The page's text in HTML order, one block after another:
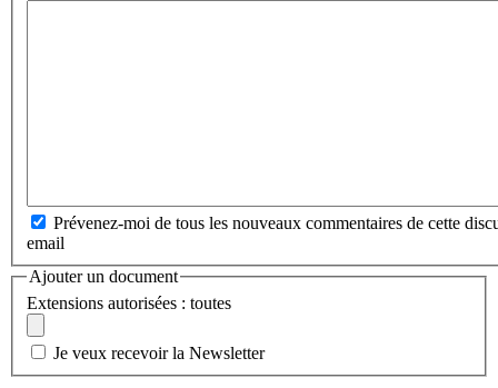
Prévenez-moi de tous les nouveaux commentaires de cette
email
Ajouter un document
Extensions autorisées : toutes
Je veux recevoir la Newsletter